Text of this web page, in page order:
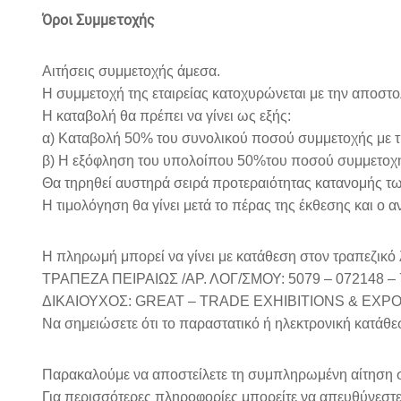
Όροι Συμμετοχής
Αιτήσεις συμμετοχής άμεσα.
Η συμμετοχή της εταιρείας κατοχυρώνεται με την
Η καταβολή θα πρέπει να γίνει ως εξής:
α) Καταβολή 50% του συνολικού ποσού συμμετοχής με
β) Η εξόφληση του υπολοίπου 50%του ποσού
Θα τηρηθεί αυστηρά σειρά προτεραιότητας κατανομής
Η τιμολόγηση θα γίνει μετά το πέρας της έκθεσης και
Η πληρωμή μπορεί να γίνει με κατάθεση στον τραπεζικό
ΤΡΑΠΕΖΑ ΠΕΙΡΑΙΩΣ /ΑΡ. ΛΟΓ/ΣΜΟΥ: 5079 – 072148 –
ΔΙΚΑΙΟΥΧΟΣ: GREAT – TRADE EXHIBITIONS &
Να σημειώσετε ότι το παραστατικό ή ηλεκτρονική
Παρακαλούμε να αποστείλετε τη συμπληρωμένη
Για περισσότερες πληροφορίες μπορείτε να